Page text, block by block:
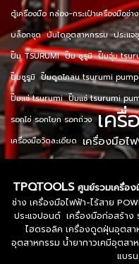
ตู้เครื่องมือ กล่อง-กระเป๋าเครื่องมือช่าง
บล็อกชุด บันไดอุตสาหกรรม ประแจ
ปั๊ม TSURUMI ปั๊ม ซูรูมิ ปั๊มจุ่ม
ปั๊มซูรูมิ ปั๊มดูดโคลน tsurumi pump
ปั๊มแช่ tsurumi ปั๊มแช่ tsurumi
รอกโซ่ รอกโยก รอกถ่วง เครื่
เครื่องมือวัดละเอียด เครื่องมือไ
TPQTOOLS ศูนย์รวมเครื่อ
ช่าง เครื่องมือไฟฟ้า-ไร้สาย
ประแจปอนด์ เครื่องมือก่อสร้าง
ไฮดรอลิค เครื่องดูดฝุ่นอุตสา
อุตสาหกรรม น้ำยากาวเคมีอุตส
แบร